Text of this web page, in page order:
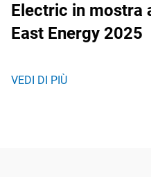
Electric in mostra
East Energy 2025
VEDI DI PIÙ